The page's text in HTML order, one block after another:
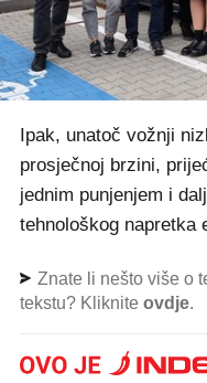
Ipak, unatoč vožnji
prosječnoj brzini,
jednim punjenjem i
tehnološkog napretka
Znate li nešto više o
tekstu? Kliknite ovdje.